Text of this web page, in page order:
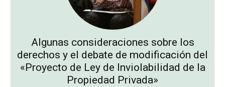
Algunas consideraciones sobre los
derechos y el debate de modificación del
«Proyecto de Ley de Inviolabilidad de la
Propiedad Privada»